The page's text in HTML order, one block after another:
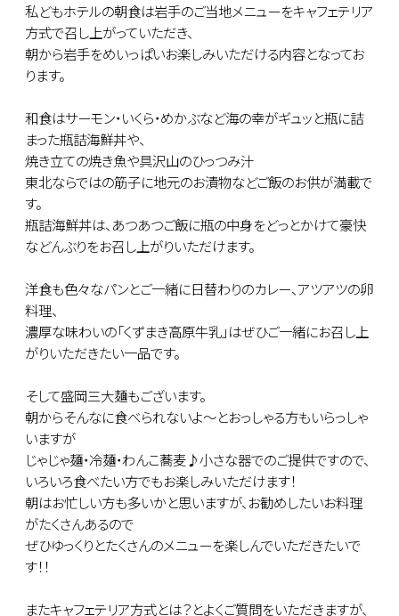
私どもホテルの朝食は岩手のご当地メニューをキャフェテリア
方式で召し上がっていただき、
朝から岩手をめいっぱいお楽しみいただける内容となってお
ります。
和食はサーモン・いくら・めかぶなど海の幸がギュッと瓶に詰
まった瓶詰海鮮丼や、
焼き立ての焼き魚や具沢山のひっつみ汁
東北ならではの筋子に地元のお漬物などご飯のお供が満載で
す。
瓶詰海鮮丼は、あつあつご飯に瓶の中身をどっとかけて豪快
などんぶりをお召し上がりいただけます。
洋食も色々なパンとご一緒に日替わりのカレー、アツアツの卵
料理、
濃厚な味わいの「くずまき高原牛乳」はぜひご一緒にお召し上
がりいただきたい一品です。
そして盛岡三大麺もございます。
朝からそんなに食べられないよ～とおっしゃる方もいらっしゃ
いますが
じゃじゃ麺・冷麺・わんこ蕎麦♪小さな器でのご提供ですので、
いろいろ食べたい方でもお楽しみいただけます！
朝はお忙しい方も多いかと思いますが、お勧めしたいお料理
がたくさんあるので
ぜひゆっくりとたくさんのメニューを楽しんでいただきたいで
す！！
またキャフェテリア方式とは？とよくご質問をいただきますが、